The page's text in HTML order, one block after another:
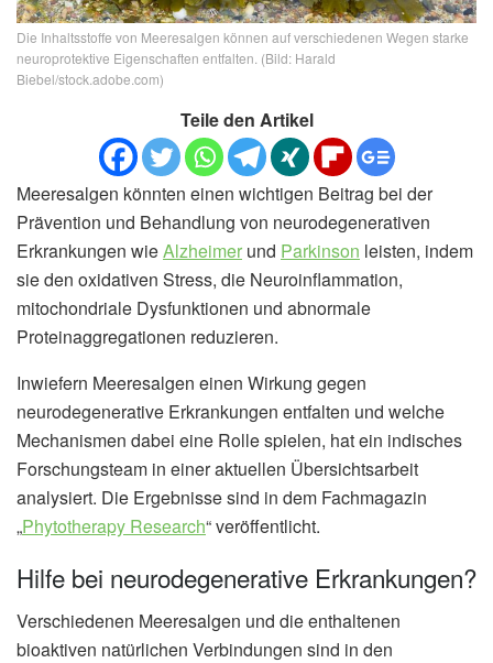
Die Inhaltsstoffe von Meeresalgen können auf verschiedenen Wegen starke
neuroprotektive Eigenschaften entfalten. (Bild: Harald
Biebel/stock.adobe.com)
Teile den Artikel
Meeresalgen könnten einen wichtigen Beitrag bei der
Prävention und Behandlung von neurodegenerativen
Erkrankungen wieAlzheimer und Parkinson leisten, indem
sie den oxidativen Stress, die Neuroinflammation,
mitochondriale Dysfunktionen und abnormale
Proteinaggregationen reduzieren.
Inwiefern Meeresalgen einen Wirkung gegen
neurodegenerative Erkrankungen entfalten und welche
Mechanismen dabei eine Rolle spielen, hat ein indisches
Forschungsteam in einer aktuellen Übersichtsarbeit
analysiert. Die Ergebnisse sind in dem Fachmagazin
„Phytotherapy Research“ veröffentlicht.
Hilfe bei neurodegenerative Erkrankungen?
Verschiedenen Meeresalgen und die enthaltenen
bioaktiven natürlichen Verbindungen sind in den